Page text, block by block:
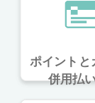
ポイントと
併用払